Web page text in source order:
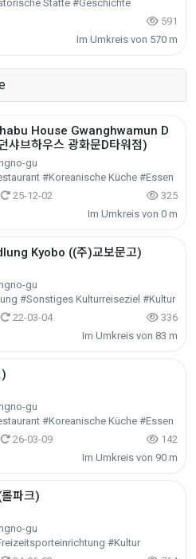
Stätte #Geschichte
591
Im Umkreis von 570 m
House Gwanghwamun D
샤브하우스 광화문D타워점)
gu
#Koreanische Küche #Essen
25-12-02
325
Im Umkreis von 0 m
Kyobo ((주)교보문고)
gu
#Sonstiges Kulturreiseziel #Kultur
22-03-04
336
Im Umkreis von 83 m
gu
#Koreanische Küche #Essen
26-03-09
142
Im Umkreis von 90 m
파크)
gu
#Kultur